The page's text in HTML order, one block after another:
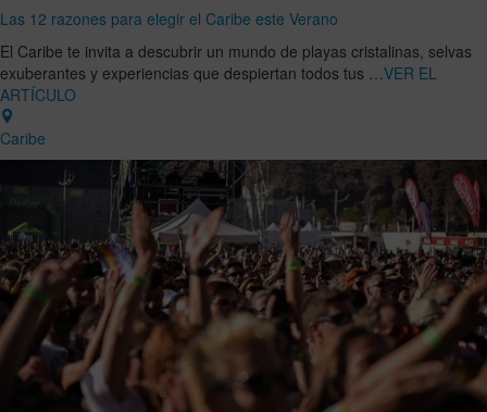
Las 12 razones para elegir el Caribe este Verano
El Caribe te invita a descubrir un mundo de playas cristalinas, selvas
exuberantes y experiencias que despiertan todos tus …VER EL
ARTÍCULO
Caribe